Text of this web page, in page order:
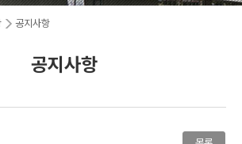
공지사항
공지사항